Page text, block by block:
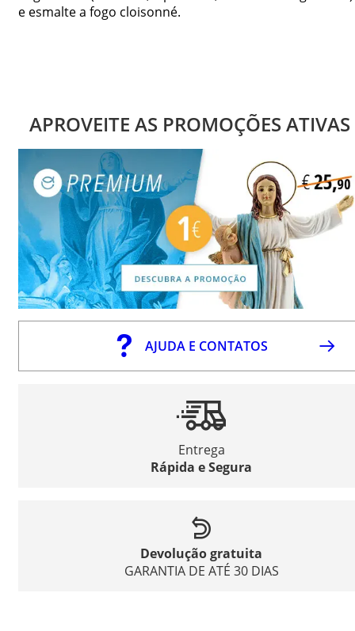
e esmalte a fogo cloisonné.
APROVEITE AS PROMOÇÕES ATIVAS
AJUDA E CONTATOS
Entrega
Rápida e Segura
Devolução gratuita
GARANTIA DE ATÉ 30 DIAS